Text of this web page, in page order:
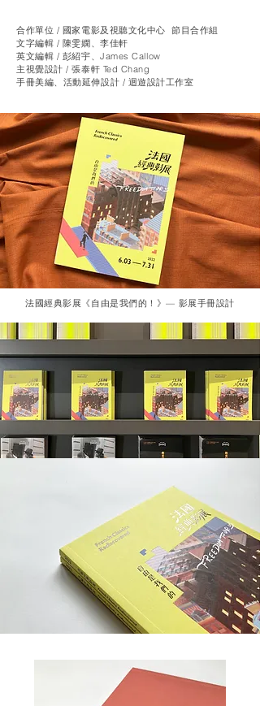
合作單位 / 國家電影及視聽文化中心 節目合作組
文字編輯 / 陳雯嫻、李佳軒
英文編輯 / 彭紹宇、James Callow
主視覺設計 / 張泰軒 Ted Chang
手冊美編、​活動延伸設計 / 迴遊設計工作室
​法國經典影展《自由是我們的！》— 影展手冊設計